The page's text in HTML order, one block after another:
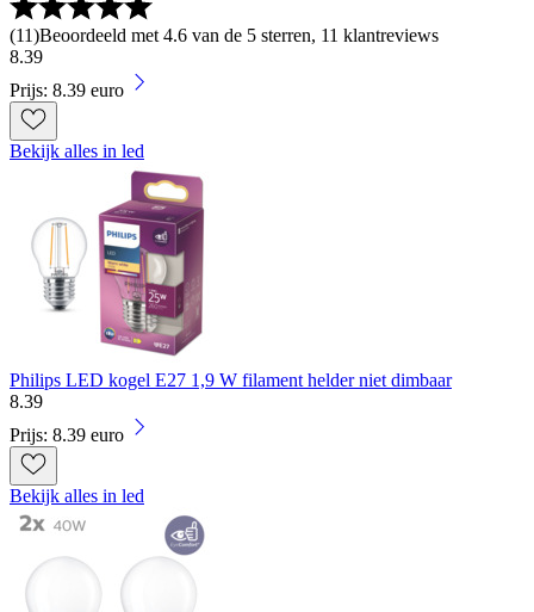
(11)Beoordeeld met 4.6 van de 5 sterren, 11 klantreviews
8.39
Prijs: 8.39 euro
Bekijk alles in led
Philips LED kogel E27 1,9 W filament helder niet dimbaar
8.39
Prijs: 8.39 euro
Bekijk alles in led